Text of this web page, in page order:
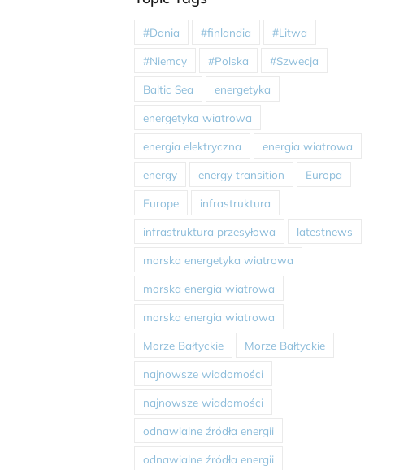
#Dania #finlandia #Litwa
#Niemcy #Polska #Szwecja
Baltic Sea energetyka
energetyka wiatrowa
energia elektryczna energia wiatrowa
energy energy transition Europa
Europe infrastruktura
infrastruktura przesyłowa latestnews
morska energetyka wiatrowa
morska energia wiatrowa
morska energia wiatrowa
Morze Bałtyckie Morze Bałtyckie
najnowsze wiadomości
najnowsze wiadomości
odnawialne źródła energii
odnawialne źródła energii